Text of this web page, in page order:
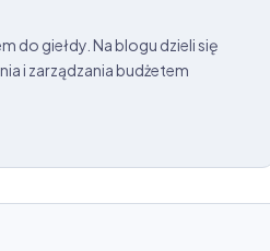
do giełdy. Na blogu dzieli się
i zarządzania budżetem